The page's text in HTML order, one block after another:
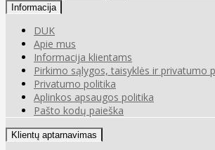
Informacija
DUK
Apie mus
Informacija klientams
Pirkimo sąlygos, taisyklės ir privatumo
Privatumo politika
Aplinkos apsaugos politika
Pašto kodų paieška
Klientų aptarnavimas